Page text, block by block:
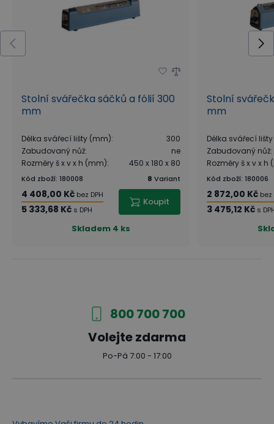
Stolní svářečka sáčků a fólií 300
mm
Délka svářecí lišty (mm):
300
Zabudovaný nůž:
ne
Rozměry š x v x h (mm): 450 x 180 x 80
Kód zboží: 180008 8 Variant
4 408,00 Kč bez DPH
5 333,68 Kč s DPH
Koupit
Skladem 4 ks
Stolní
mm
Délka svářecí
Zabudovaný nůž:
Rozměry š x v x h
Kód zboží: 180006
2 872,00 Kč bez
3 475,12 Kč s
800 700 700
Volejte zdarma
Po-Pá 7:00 - 17:00